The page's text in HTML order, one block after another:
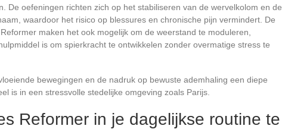
De oefeningen richten zich op het stabiliseren van de wervelkolom en de
waardoor het risico op blessures en chronische pijn vermindert. De
maken het ook mogelijk om de weerstand te moduleren,
is om spierkracht te ontwikkelen zonder overmatige stress te
bewegingen en de nadruk op bewuste ademhaling een diepe
is in een stressvolle stedelijke omgeving zoals Parijs.
Reformer in je dagelijkse routine te